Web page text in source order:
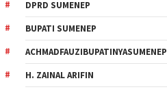
DPRD SUMENEP
BUPATI SUMENEP
ACHMADFAUZIBUPATINYASUMENEP
H. ZAINAL ARIFIN